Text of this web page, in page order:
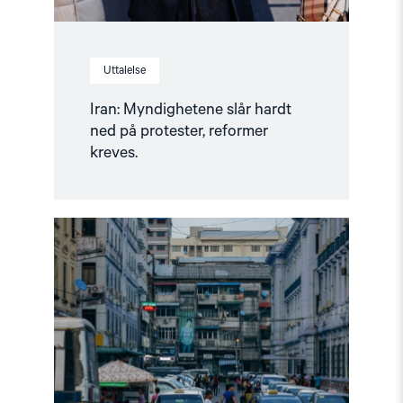
Uttalelse
Iran: Myndighetene slår hardt
ned på protester, reformer
kreves.
Read
article
"Telenors
handlinger
i
Myanmar
bør
granskes"